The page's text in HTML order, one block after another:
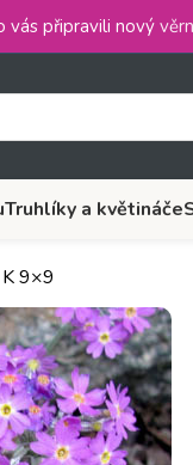
vás připravili nový
Truhlíky a květináče
9×9